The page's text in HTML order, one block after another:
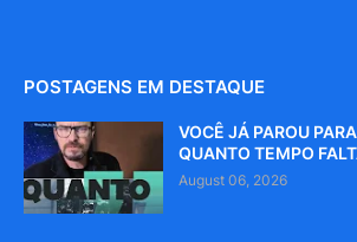
POSTAGENS EM DESTAQUE
VOCÊ JÁ PAROU
QUANTO TEMPO
August 06, 2026